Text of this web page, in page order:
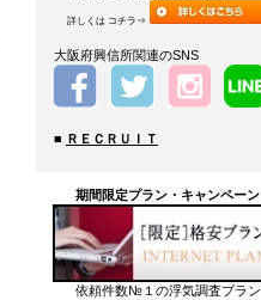
詳しくは コチラ⇒
大阪府興信所関連のSNS
■ ＲＥＣＲＵＩＴ
期間限定プラン・キャンペーン
依頼件数№１の浮気調査プラン